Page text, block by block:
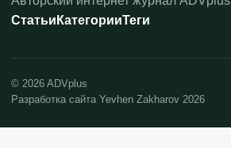
Статьи КатегорииТеги
© 2026 ADVplus
Разработка сайта Yevhen Zakharov 2026